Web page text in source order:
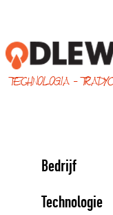
TECHNOLOGIA -
Bedrijf
Technologie